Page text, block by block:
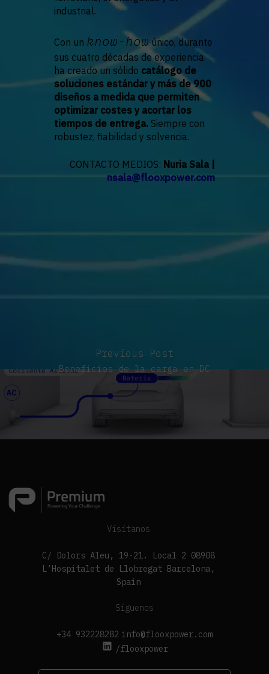
industrial.
Con un know-howúnico, durante
sus cuatro décadas de experiencia
ha creado un sólido catálogo de
soluciones estándar y más de 900
diseños a medida que permiten
optimizar costes y acortar los
tiempos de entrega.Siempre con
robustez, fiabilidad y solvencia.
CONTACTO MEDIOS: Nuria Sala |
nsala@flooxpower.com
Previous Post
Beneficios de la carga en DC
Visítanos
C/ Dolors Aleu, 19-21. Local 2 08908
L’Hospitalet de Llobregat Barcelona,
Spain
Síguenos
+34 932228282 info@flooxpower.com
/flooxpower